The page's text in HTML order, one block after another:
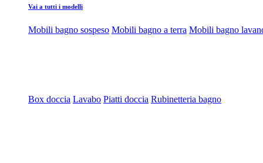
Vai a tutti i modelli
Mobili bagno sospeso Mobili bagno a terra Mobili bagno
Box doccia Lavabo Piatti doccia Rubinetteria bagno